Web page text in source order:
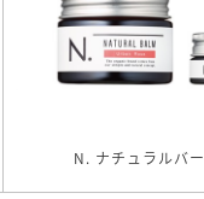
N. ナチュラルバ